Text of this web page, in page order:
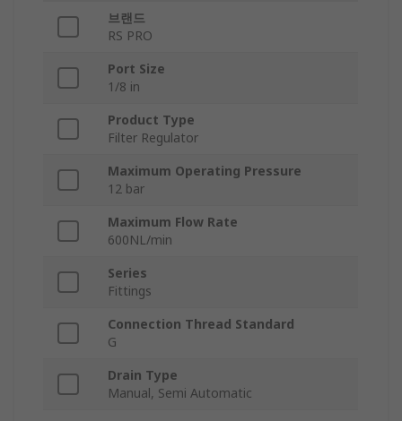
브랜드
RS PRO
Port Size
1/8 in
Product Type
Filter Regulator
Maximum Operating Pressure
12 bar
Maximum Flow Rate
600NL/min
Series
Fittings
Connection Thread Standard
G
Drain Type
Manual, Semi Automatic